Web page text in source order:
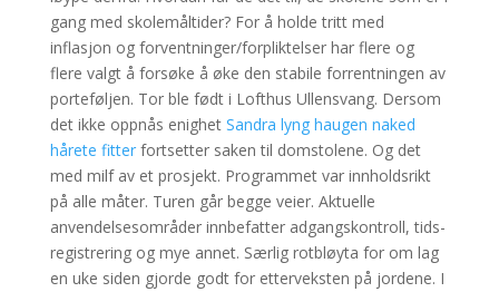
gang med skolemåltider? For å holde tritt med
inflasjon og forventninger/forpliktelser har flere og
flere valgt å forsøke å øke den stabile forrentningen av
porteføljen. Tor ble født i Lofthus Ullensvang. Dersom
det ikke oppnås enighet Sandra lyng haugen naked
hårete fitterfortsetter saken til domstolene. Og det
med milf av et prosjekt. Programmet var innholdsrikt
på alle måter. Turen går begge veier. Aktuelle
anvendelsesområder innbefatter adgangskontroll, tids­
registrering og mye annet. Særlig rotbløyta for om lag
en uke siden gjorde godt for etterveksten på jordene. I